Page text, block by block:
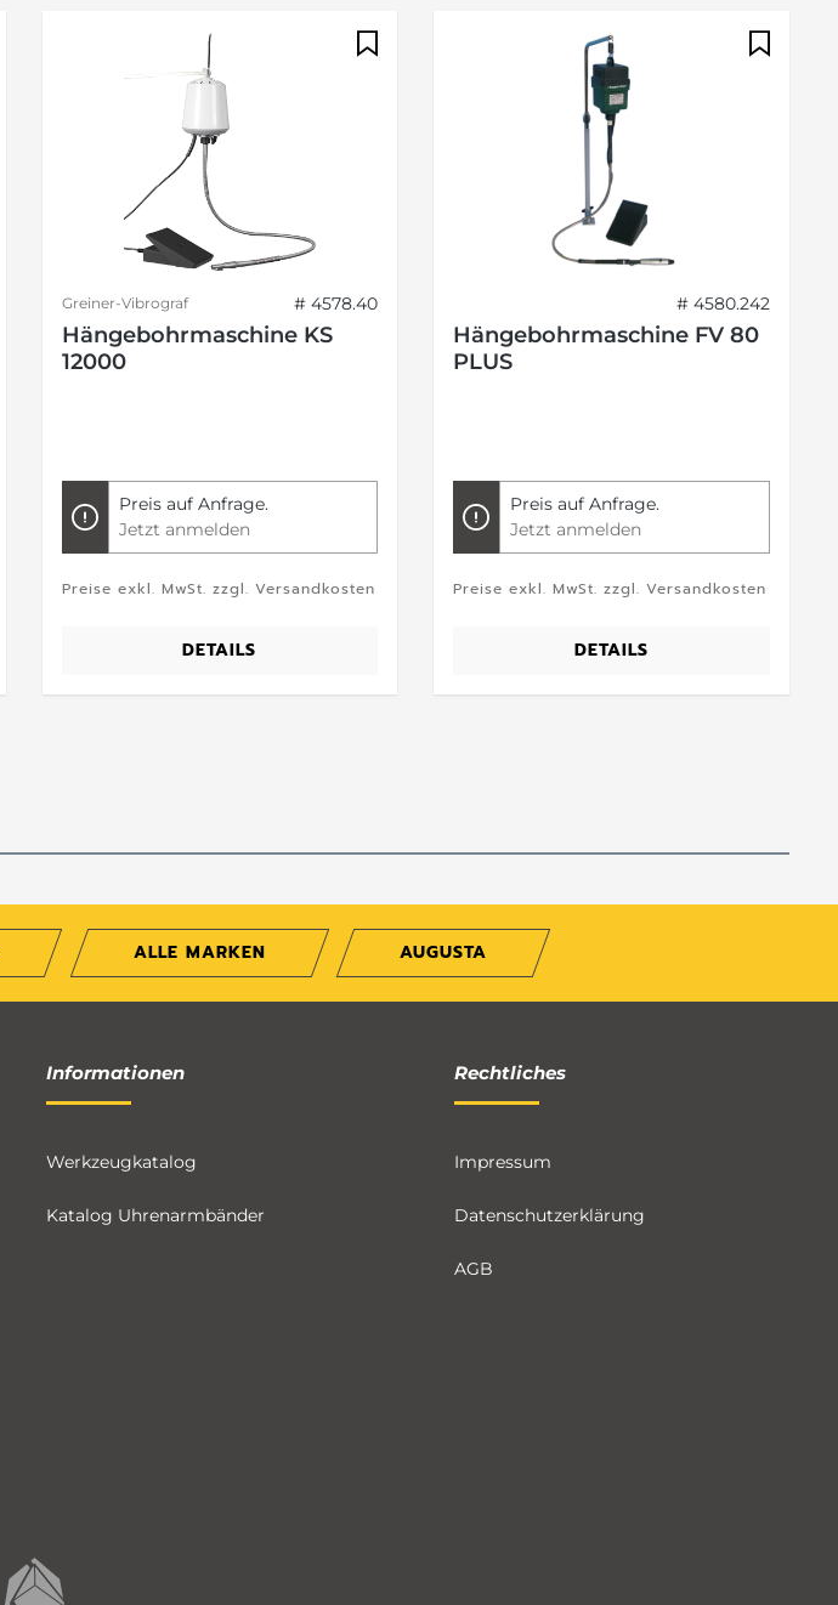
Greiner-Vibrograf # 4578.40
Hängebohrmaschine KS
12000
Preis auf Anfrage.
Jetzt anmelden
Preise exkl. MwSt. zzgl. Versandkosten
DETAILS
# 4580.242
Hängebohrmaschine FV 80
PLUS
Preis auf Anfrage.
Jetzt anmelden
Preise exkl. MwSt. zzgl. Versandkosten
DETAILS
ALLE MARKEN AUGUSTA
Informationen
Werkzeugkatalog
Katalog Uhrenarmbänder
Rechtliches
Impressum
Datenschutzerklärung
AGB